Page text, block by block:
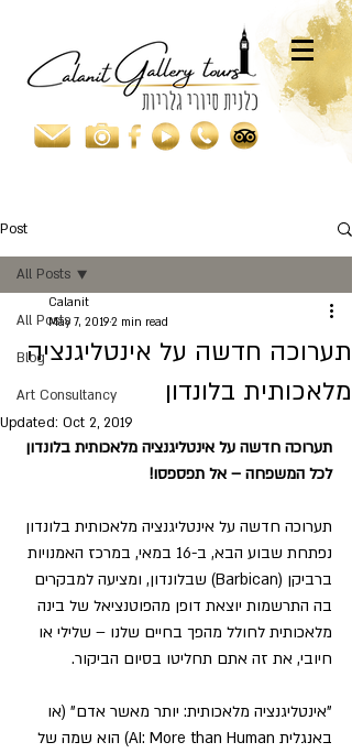
Post
All Posts
Blog
Art Consultancy
All Posts
תערוכה חדשה על אינטליגנציה
מלאכותית בלונדון
Calanit
May 7, 20192 min read
Updated: Oct 2, 2019
תערוכה חדשה על אינטליגנציה מלאכותית בלונדון
לכל המשפחה – אל תפספסו!
תערוכה חדשה על אינטליגנציה מלאכותית בלונדון
נפתחת שבוע הבא, ב-16 במאי, במרכז האמנויות
ברביקן (Barbican) שבלונדון, ומציעה למבקרים
בה התרשמות יוצאת דופן מהפוטנציאל של בינה
מלאכותית לחולל מהפך בחיים שלנו – שלילי או
חיובי, את זה אתם תחליטו בסיום הביקור.
"אינטליגנציה מלאכותית: יותר מאשר אדם" (או
באנגלית AI: More than Human) הוא שמה של